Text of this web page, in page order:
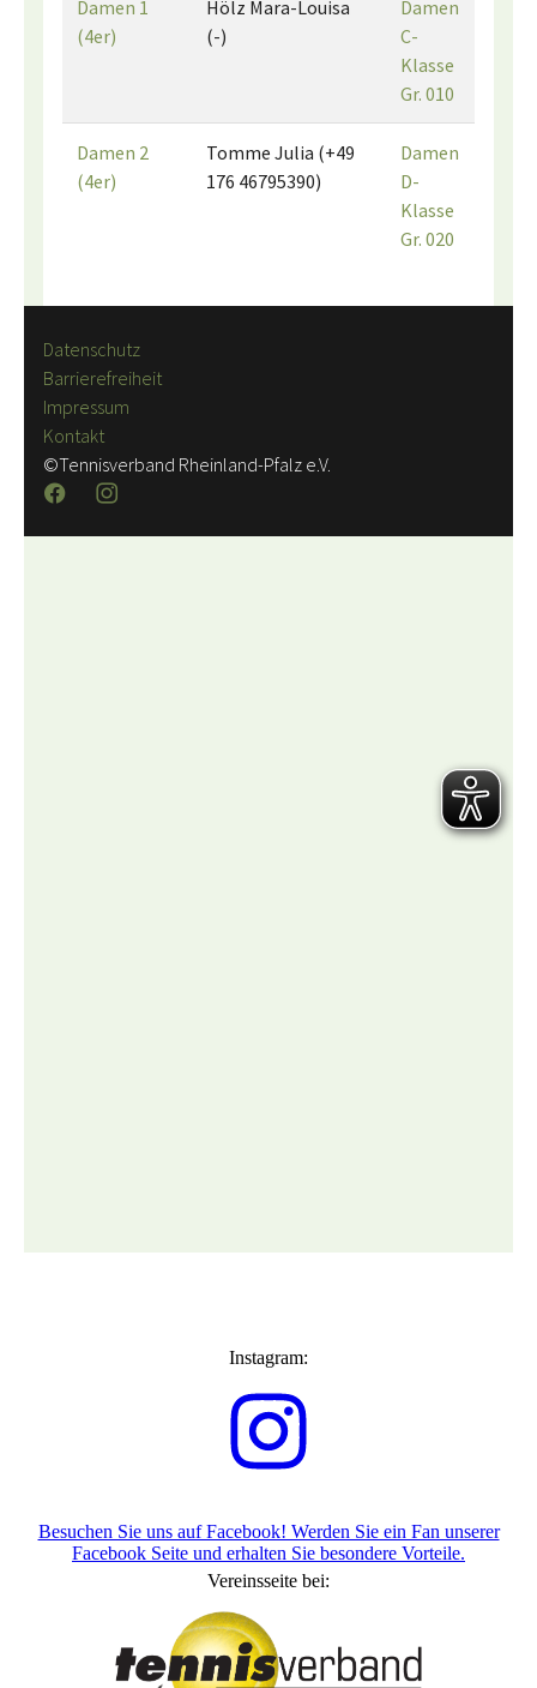
Instagram:
Besuchen Sie uns auf Facebook! Werden Sie ein Fan unserer
Facebook Seite und erhalten Sie besondere Vorteile.
Vereinsseite bei: